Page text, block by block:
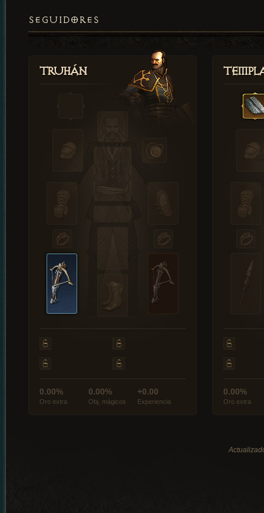
SEGUIDORES
Truhán
0.00%
Oro extra
0.00%
Obj. mágicos
+0.00
Experiencia
0.00%
Oro extra